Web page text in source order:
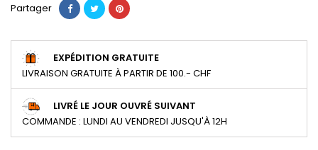
Partager
EXPÉDITION GRATUITE
LIVRAISON GRATUITE À PARTIR DE 100.- CHF
LIVRÉ LE JOUR OUVRÉ SUIVANT
COMMANDE : LUNDI AU VENDREDI JUSQU'À 12H